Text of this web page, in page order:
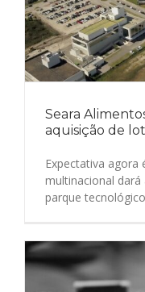
Seara
aquisição de
Expectativa agora
multinacional
parque